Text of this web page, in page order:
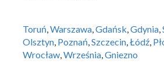
Toruń,Warszawa,Gdańsk,Gdynia,
Olsztyn, Poznań,Szczecin,Łódź,
Wrocław,Września,Gniezno